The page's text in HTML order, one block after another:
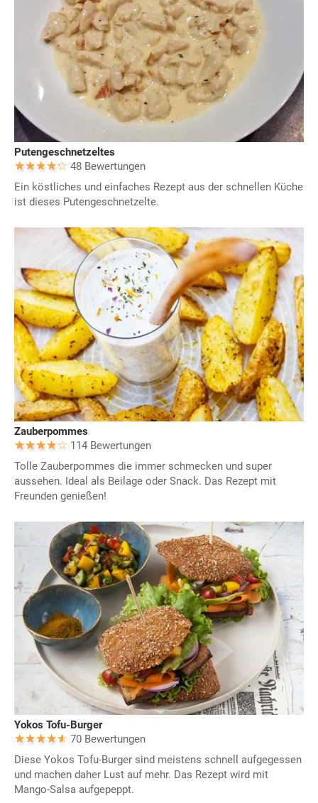
Putengeschnetzeltes
48 Bewertungen
Ein köstliches und einfaches Rezept aus der schnellen Küche
ist dieses Putengeschnetzelte.
Zauberpommes
114 Bewertungen
Tolle Zauberpommes die immer schmecken und super
aussehen. Ideal als Beilage oder Snack. Das Rezept mit
Freunden genießen!
Yokos Tofu-Burger
70 Bewertungen
Diese Yokos Tofu-Burger sind meistens schnell aufgegessen
und machen daher Lust auf mehr. Das Rezept wird mit
Mango-Salsa aufgepeppt.